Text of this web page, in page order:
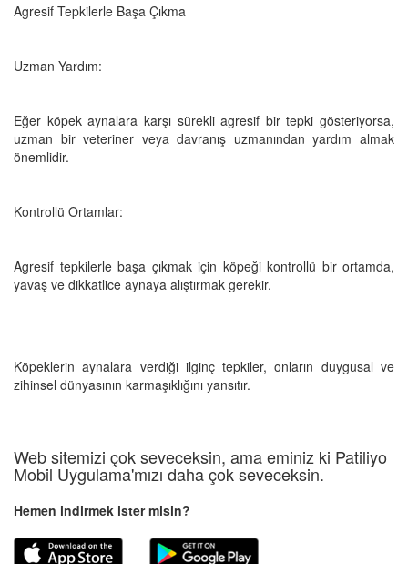
Agresif Tepkilerle Başa Çıkma
Uzman Yardım:
Eğer köpek aynalara karşı sürekli agresif bir tepki gösteriyorsa,
uzman bir veteriner veya davranış uzmanından yardım almak
önemlidir.
Kontrollü Ortamlar:
Agresif tepkilerle başa çıkmak için köpeği kontrollü bir ortamda,
yavaş ve dikkatlice aynaya alıştırmak gerekir.
Köpeklerin aynalara verdiği ilginç tepkiler, onların duygusal ve
zihinsel dünyasının karmaşıklığını yansıtır.
Web sitemizi çok seveceksin, ama eminiz ki Patiliyo
Mobil Uygulama'mızı daha çok seveceksin.
Hemen indirmek ister misin?